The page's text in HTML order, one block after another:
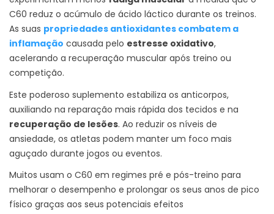
C60 reduz o acúmulo de ácido láctico durante os treinos.
As suas propriedades antioxidantes combatem a
inflamação causada pelo estresse oxidativo,
acelerando a recuperação muscular após treino ou
competição.
Este poderoso suplemento estabiliza os anticorpos,
auxiliando na reparação mais rápida dos tecidos e na
recuperação de lesões. Ao reduzir os níveis de
ansiedade, os atletas podem manter um foco mais
aguçado durante jogos ou eventos.
Muitos usam o C60 em regimes pré e pós-treino para
melhorar o desempenho e prolongar os seus anos de pico
físico graças aos seus potenciais efeitos